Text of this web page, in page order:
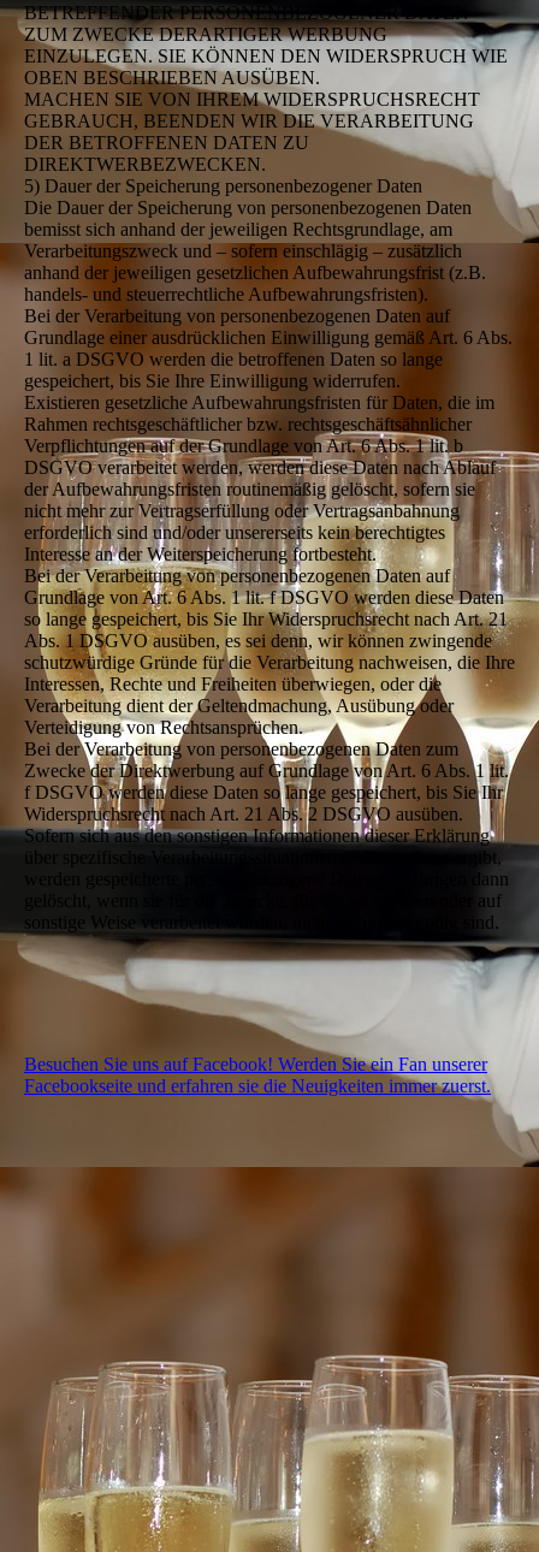
BETREFFENDER PERSONENBEZOGENER DATEN
ZUM ZWECKE DERARTIGER WERBUNG
EINZULEGEN. SIE KÖNNEN DEN WIDERSPRUCH WIE
OBEN BESCHRIEBEN AUSÜBEN.
MACHEN SIE VON IHREM WIDERSPRUCHSRECHT
GEBRAUCH, BEENDEN WIR DIE VERARBEITUNG
DER BETROFFENEN DATEN ZU
DIREKTWERBEZWECKEN.
5) Dauer der Speicherung personenbezogener Daten
Die Dauer der Speicherung von personenbezogenen Daten
bemisst sich anhand der jeweiligen Rechtsgrundlage, am
Verarbeitungszweck und – sofern einschlägig – zusätzlich
anhand der jeweiligen gesetzlichen Aufbewahrungsfrist (z.B.
handels- und steuerrechtliche Aufbewahrungsfristen).
Bei der Verarbeitung von personenbezogenen Daten auf
Grundlage einer ausdrücklichen Einwilligung gemäß Art. 6 Abs.
1 lit. a DSGVO werden die betroffenen Daten so lange
gespeichert, bis Sie Ihre Einwilligung widerrufen.
Existieren gesetzliche Aufbewahrungsfristen für Daten, die im
Rahmen rechtsgeschäftlicher bzw. rechtsgeschäftsähnlicher
Verpflichtungen auf der Grundlage von Art. 6 Abs. 1 lit. b
DSGVO verarbeitet werden, werden diese Daten nach Ablauf
der Aufbewahrungsfristen routinemäßig gelöscht, sofern sie
nicht mehr zur Vertragserfüllung oder Vertragsanbahnung
erforderlich sind und/oder unsererseits kein berechtigtes
Interesse an der Weiterspeicherung fortbesteht.
Bei der Verarbeitung von personenbezogenen Daten auf
Grundlage von Art. 6 Abs. 1 lit. f DSGVO werden diese Daten
so lange gespeichert, bis Sie Ihr Widerspruchsrecht nach Art. 21
Abs. 1 DSGVO ausüben, es sei denn, wir können zwingende
schutzwürdige Gründe für die Verarbeitung nachweisen, die Ihre
Interessen, Rechte und Freiheiten überwiegen, oder die
Verarbeitung dient der Geltendmachung, Ausübung oder
Verteidigung von Rechtsansprüchen.
Bei der Verarbeitung von personenbezogenen Daten zum
Zwecke der Direktwerbung auf Grundlage von Art. 6 Abs. 1 lit.
f DSGVO werden diese Daten so lange gespeichert, bis Sie Ihr
Widerspruchsrecht nach Art. 21 Abs. 2 DSGVO ausüben.
Sofern sich aus den sonstigen Informationen dieser Erklärung
über spezifische Verarbeitungssituationen nichts anderes ergibt,
werden gespeicherte personenbezogene Daten im Übrigen dann
gelöscht, wenn sie für die Zwecke, für die sie erhoben oder auf
sonstige Weise verarbeitet wurden, nicht mehr notwendig sind.
Besuchen Sie uns auf Facebook! Werden Sie ein Fan unserer
Facebookseite und erfahren sie die Neuigkeiten immer zuerst.